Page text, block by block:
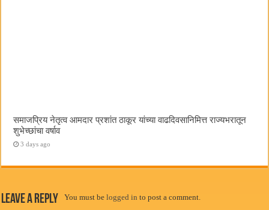
समाजप्रिय नेतृत्व आमदार प्रशांत ठाकूर यांच्या वाढदिवसानिमित्त राज्यभरातून
शुभेच्छांचा वर्षाव
3 days ago
Leave a Reply You must belogged in to post a comment.